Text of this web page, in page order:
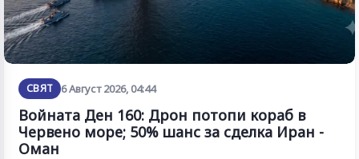
СВЯТ 6 Август 2026, 04:44
Войната Ден 160: Дрон потопи кораб в
Червено море; 50% шанс за сделка Иран -
Оман